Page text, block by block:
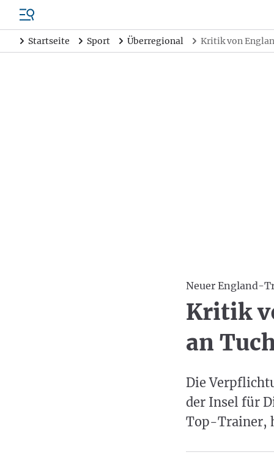
Startseite Sport Überregional Kritik von
Neuer England-
Kritik
an
Die
der Insel für
Top-Trainer,